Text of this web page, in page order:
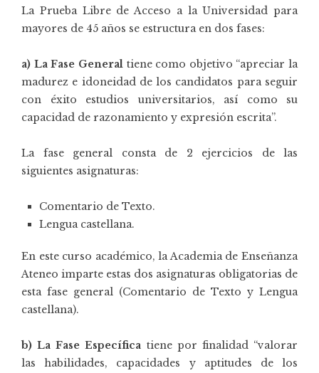
La Prueba Libre de Acceso a la Universidad para
mayores de 45 años se estructura en dos fases:
a) La Fase Generaltiene como objetivo “apreciar la
madurez e idoneidad de los candidatos para seguir
con éxito estudios universitarios, así como su
capacidad de razonamiento y expresión escrita”.
La fase general consta de 2 ejercicios de las
siguientes asignaturas:
Comentario de Texto.
Lengua castellana.
En este curso académico, la Academia de Enseñanza
Ateneo imparte estas dos asignaturas obligatorias de
esta fase general (Comentario de Texto y Lengua
castellana).
b) La Fase Específica tiene por finalidad “valorar
las habilidades, capacidades y aptitudes de los